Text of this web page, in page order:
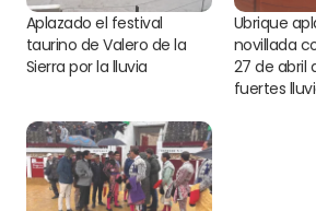
Aplazado el festival
taurino de Valero de la
Sierra por la lluvia
Ubrique
novillada
27 de abril
fuertes